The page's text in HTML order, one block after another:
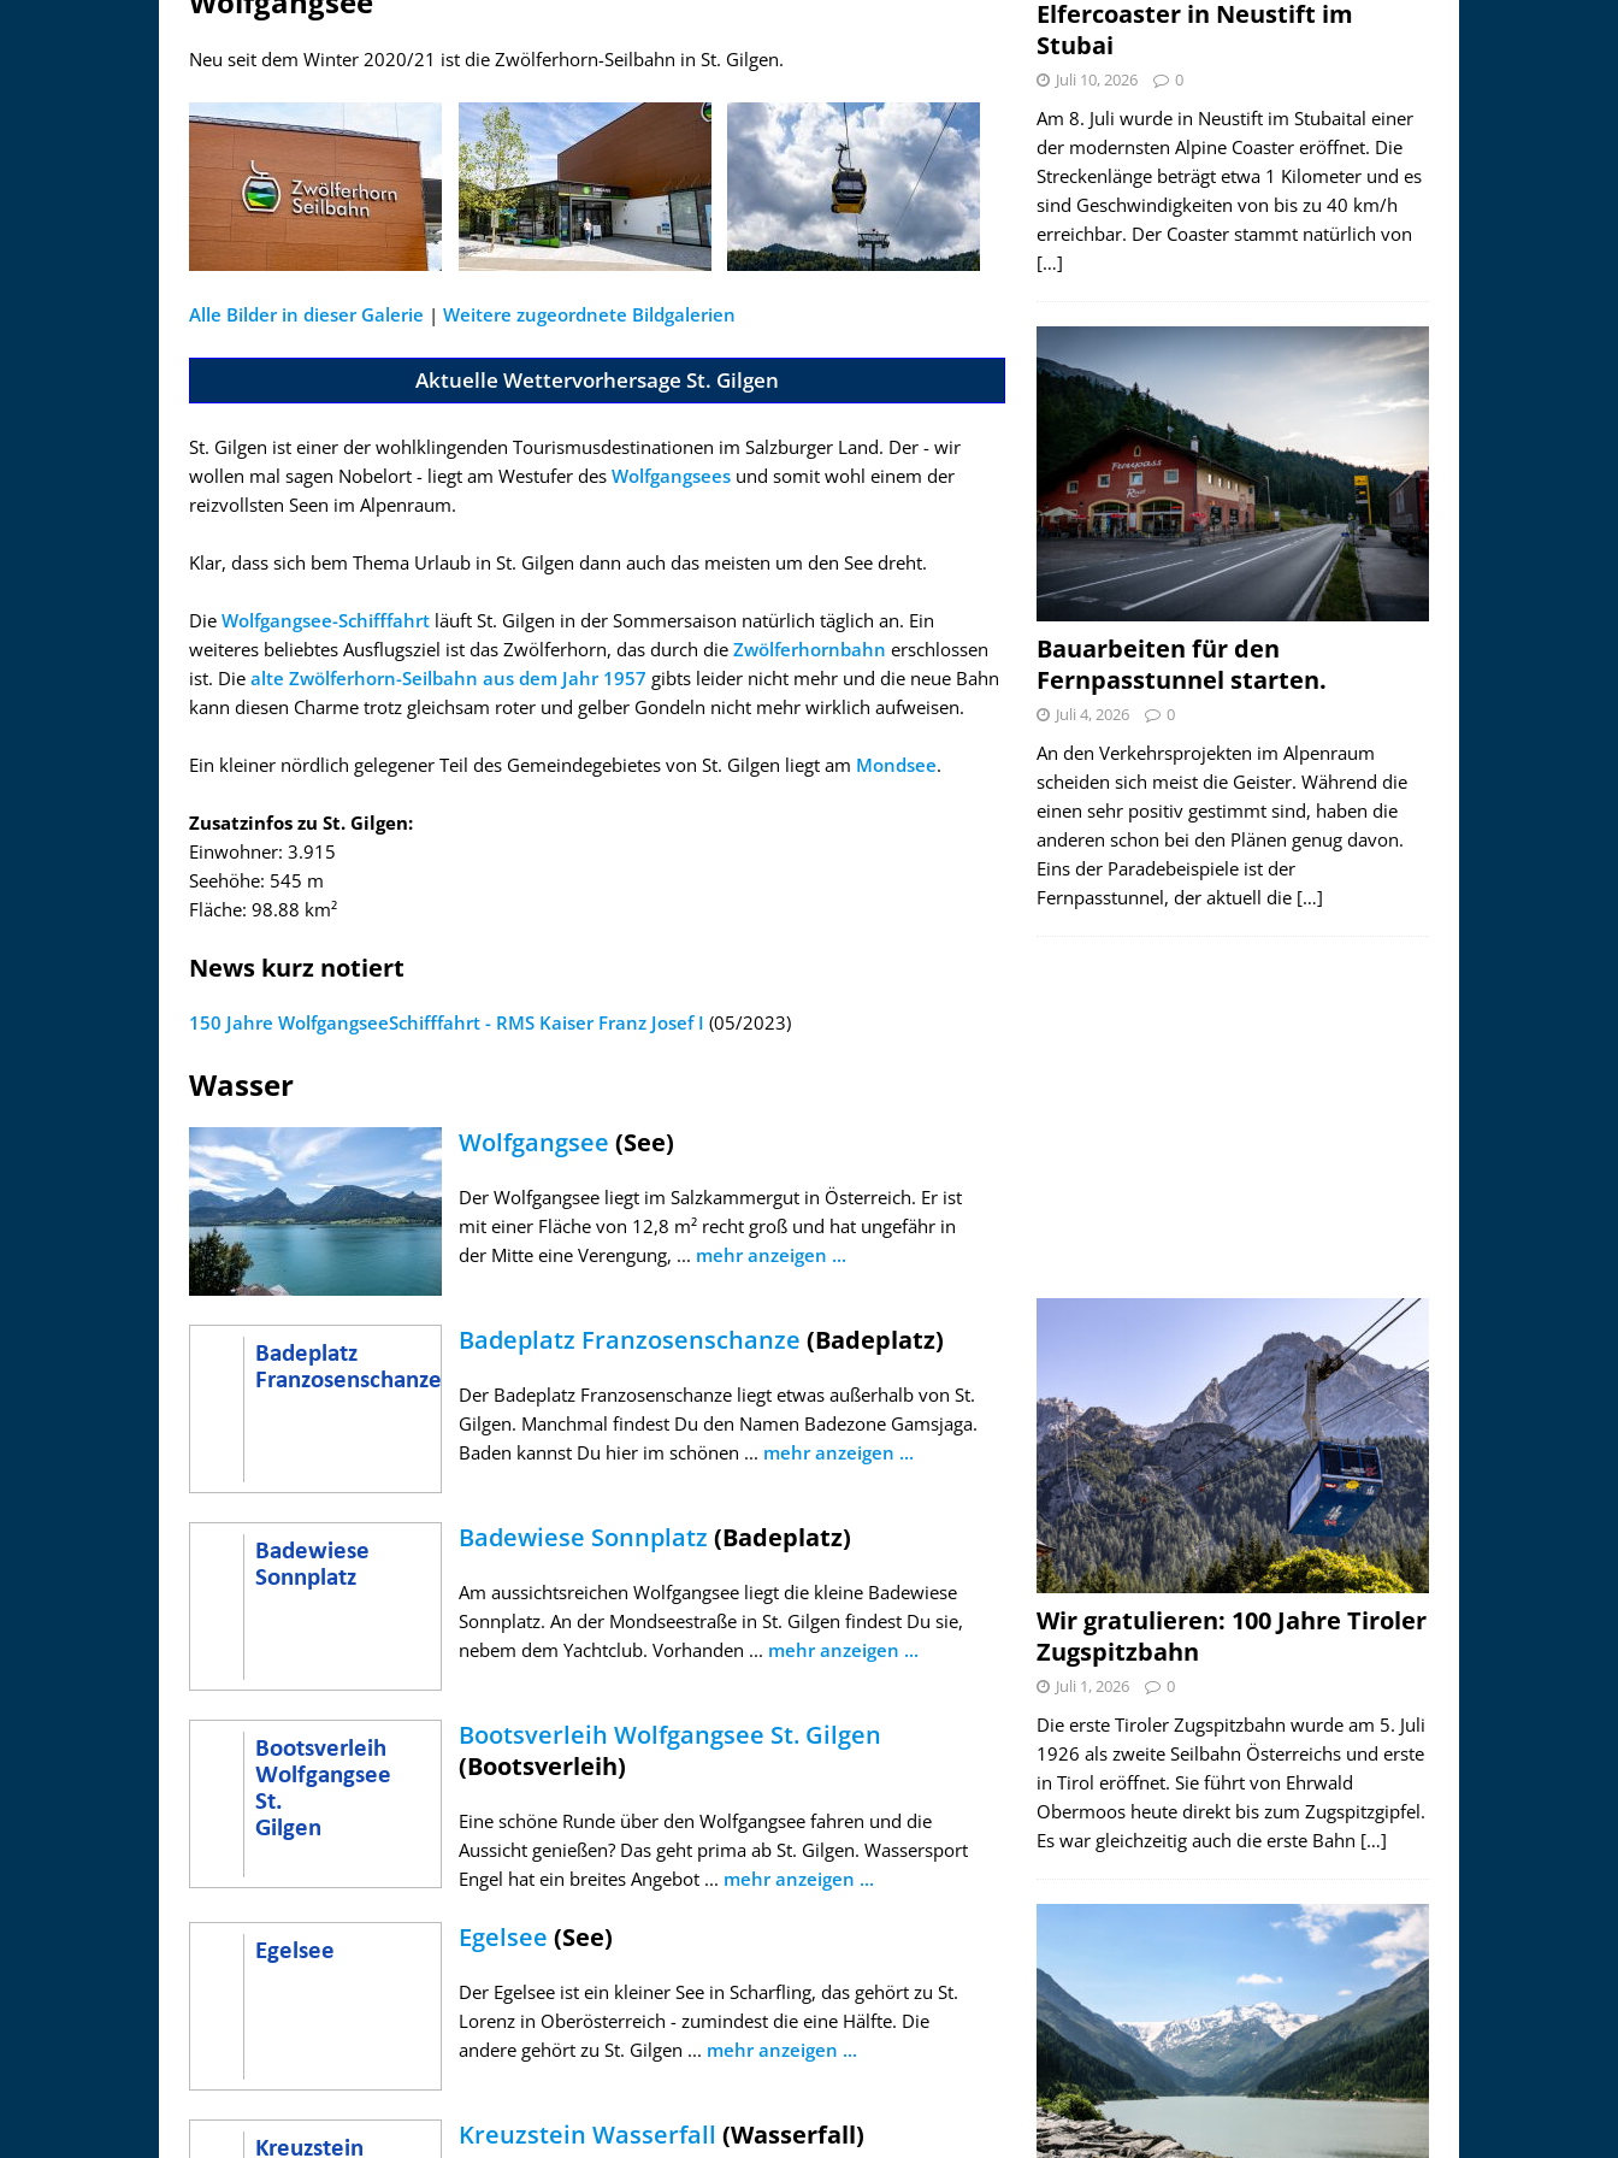
Neu seit dem Winter 2020/21 ist die Zwölferhorn-Seilbahn in St. Gilgen.
Alle Bilder in dieser Galerie | Weitere zugeordnete Bildgalerien
Aktuelle Wettervorhersage St. Gilgen
St. Gilgen ist einer der wohlklingenden Tourismusdestinationen im Salzburger Land. Der - wir
wollen mal sagen Nobelort - liegt am Westufer des Wolfgangsees und somit wohl einem der
reizvollsten Seen im Alpenraum.
Klar, dass sich bem Thema Urlaub in St. Gilgen dann auch das meisten um den See dreht.
Die Wolfgangsee-Schifffahrt läuft St. Gilgen in der Sommersaison natürlich täglich an. Ein
weiteres beliebtes Ausflugsziel ist das Zwölferhorn, das durch die Zwölferhornbahn erschlossen
ist. Die alte Zwölferhorn-Seilbahn aus dem Jahr 1957 gibts leider nicht mehr und die neue Bahn
kann diesen Charme trotz gleichsam roter und gelber Gondeln nicht mehr wirklich aufweisen.
Ein kleiner nördlich gelegener Teil des Gemeindegebietes von St. Gilgen liegt am Mondsee.
Zusatzinfos zu St. Gilgen:
Einwohner: 3.915
Seehöhe: 545 m
Fläche: 98.88 km²
News kurz notiert
150 Jahre WolfgangseeSchifffahrt - RMS Kaiser Franz Josef I (05/2023)
Wasser
Wolfgangsee (See)
Der Wolfgangsee liegt im Salzkammergut in Österreich. Er ist
mit einer Fläche von 12,8 m² recht groß und hat ungefähr in
der Mitte eine Verengung, ... mehr anzeigen ...
Badeplatz Franzosenschanze (Badeplatz)
Der Badeplatz Franzosenschanze liegt etwas außerhalb von St.
Gilgen. Manchmal findest Du den Namen Badezone Gamsjaga.
Baden kannst Du hier im schönen ... mehr anzeigen ...
Badewiese Sonnplatz (Badeplatz)
Am aussichtsreichen Wolfgangsee liegt die kleine Badewiese
Sonnplatz. An der Mondseestraße in St. Gilgen findest Du sie,
nebem dem Yachtclub. Vorhanden ... mehr anzeigen ...
Bootsverleih Wolfgangsee St. Gilgen
(Bootsverleih)
Eine schöne Runde über den Wolfgangsee fahren und die
Aussicht genießen? Das geht prima ab St. Gilgen. Wassersport
Engel hat ein breites Angebot ... mehr anzeigen ...
Egelsee (See)
Der Egelsee ist ein kleiner See in Scharfling, das gehört zu St.
Lorenz in Oberösterreich - zumindest die eine Hälfte. Die
andere gehört zu St. Gilgen ... mehr anzeigen ...
Kreuzstein Wasserfall (Wasserfall)
Elfercoaster in Neustift im
Stubai
Juli 10, 2026 0
Am 8. Juli wurde in Neustift im Stubaital einer
der modernsten Alpine Coaster eröffnet. Die
Streckenlänge beträgt etwa 1 Kilometer und es
sind Geschwindigkeiten von bis zu 40 km/h
erreichbar. Der Coaster stammt natürlich von
[…]
Bauarbeiten für den
Fernpasstunnel starten.
Juli 4, 2026 0
An den Verkehrsprojekten im Alpenraum
scheiden sich meist die Geister. Während die
einen sehr positiv gestimmt sind, haben die
anderen schon bei den Plänen genug davon.
Eins der Paradebeispiele ist der
Fernpasstunnel, der aktuell die […]
Wir gratulieren: 100 Jahre Tiroler
Zugspitzbahn
Juli 1, 2026 0
Die erste Tiroler Zugspitzbahn wurde am 5. Juli
1926 als zweite Seilbahn Österreichs und erste
in Tirol eröffnet. Sie führt von Ehrwald
Obermoos heute direkt bis zum Zugspitzgipfel.
Es war gleichzeitig auch die erste Bahn […]